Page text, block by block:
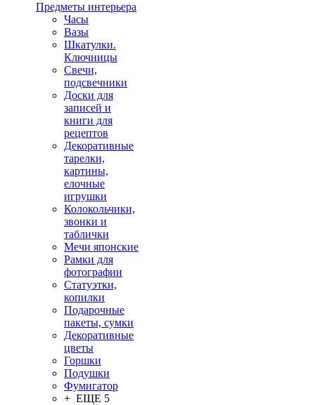
Предметы интерьера
Часы
Вазы
Шкатулки.
Ключницы
Свечи,
подсвечники
Доски для
записей и
книги для
рецептов
Декоративные
тарелки,
картины,
елочные
игрушки
Колокольчики,
звонки и
таблички
Мечи японские
Рамки для
фотографии
Статуэтки,
копилки
Подарочные
пакеты, сумки
Декоративные
цветы
Горшки
Подушки
Фумигатор
+ ЕЩЕ 5